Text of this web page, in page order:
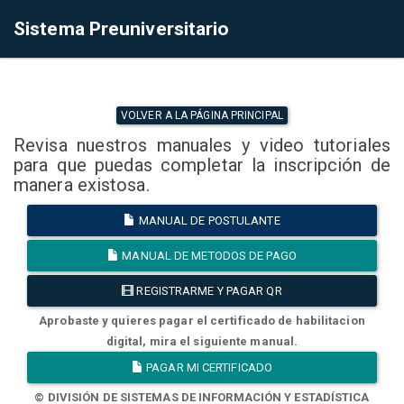
Sistema Preuniversitario
VOLVER A LA PÁGINA PRINCIPAL
Revisa nuestros manuales y video tutoriales
para que puedas completar la inscripción de
manera existosa.
MANUAL DE POSTULANTE
MANUAL DE METODOS DE PAGO
REGISTRARME Y PAGAR QR
Aprobaste y quieres pagar el certificado de habilitacion
digital, mira el siguiente manual.
PAGAR MI CERTIFICADO
© DIVISIÓN DE SISTEMAS DE INFORMACIÓN Y ESTADÍSTICA